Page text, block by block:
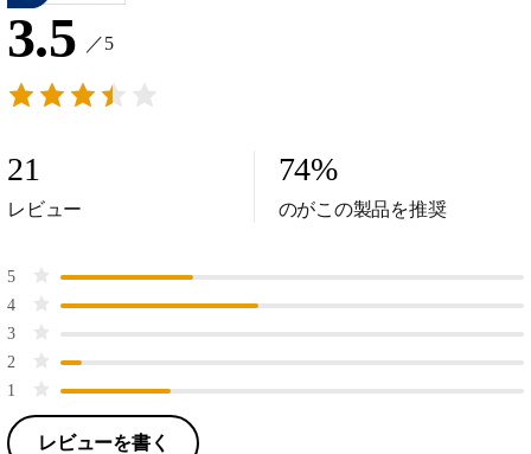
3.5 ／5
21
レビュー
74%
のがこの製品を推奨
5
4
3
2
1
レビューを書く